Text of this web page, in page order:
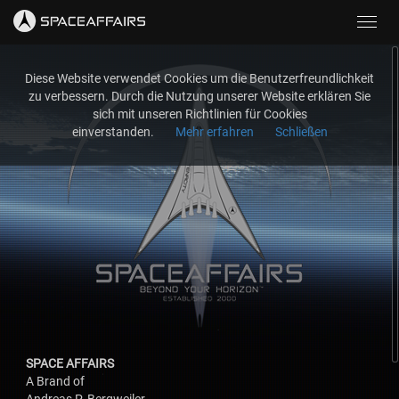
SPACE AFFAIRS
A Brand of
Diese Website verwendet Cookies um die Benutzerfreundlichkeit
zu verbessern. Durch die Nutzung unserer Website erklären Sie
sich mit unseren Richtlinien für Cookies
einverstanden.
Mehr erfahren Schließen